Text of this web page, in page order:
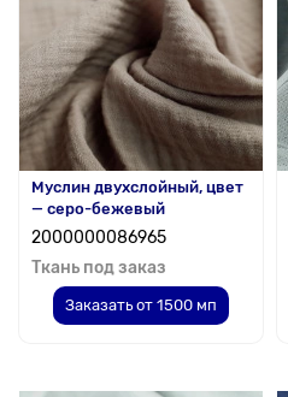
Муслин двухслойный, цвет
— серо-бежевый
2000000086965
Ткань под заказ
Заказать от 1500 мп